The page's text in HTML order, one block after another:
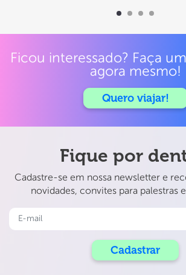
Ficou interessado? Faça
agora mesmo!
Quero viajar!
Fique por
Cadastre-se em nossa newsletter e
novidades, convites para palestras